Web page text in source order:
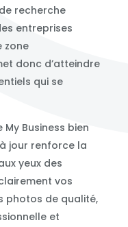
recherche
entreprises
zone
donc d’atteindre
qui se
Business bien
jour renforce la
yeux des
vos
photos de qualité,
et